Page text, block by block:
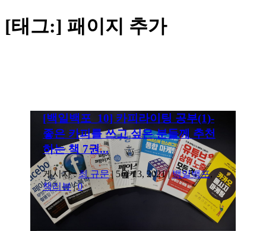
[태그:] 패이지 추가
[백일백포_10] 카피라이팅 공부(1)-
좋은 카피를 쓰고 싶은 분들께 추천
하는 책 7권...
게시자 :최 규문| 5월 13, 2021|백일백포,
책리뷰|0